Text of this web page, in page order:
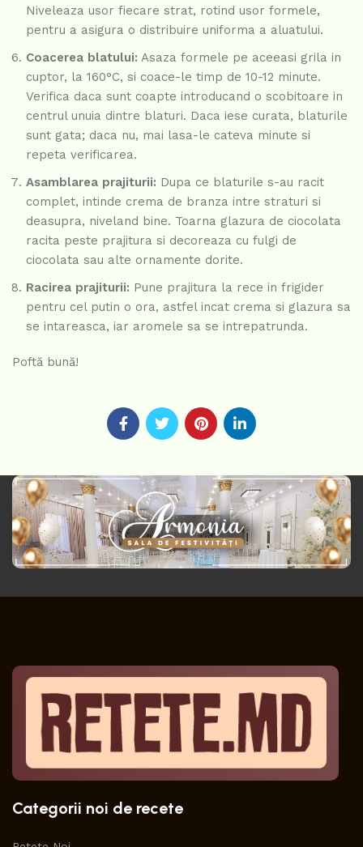
Niveleaza usor fiecare strat, rotind usor formele,
pentru a asigura o distribuire uniforma a aluatului.
Coacerea blatului: Asaza formele pe aceeasi grila in
cuptor, la 160°C, si coace-le timp de 10-12 minute.
Verifica daca sunt coapte introducand o scobitoare in
centrul unuia dintre blaturi. Daca iese curata, blaturile
sunt gata; daca nu, mai lasa-le cateva minute si
repeta verificarea.
Asamblarea prajiturii: Dupa ce blaturile s-au racit
complet, intinde crema de branza intre straturi si
deasupra, niveland bine. Toarna glazura de ciocolata
racita peste prajitura si decoreaza cu fulgi de
ciocolata sau alte ornamente dorite.
Racirea prajiturii: Pune prajitura la rece in frigider
pentru cel putin o ora, astfel incat crema si glazura sa
se intareasca, iar aromele sa se intrepatrunda.
Poftă bună!
Categorii noi de recete